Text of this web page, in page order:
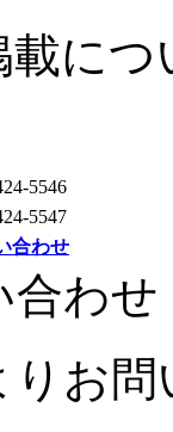
載に
5546
5547
合わせ
合わせ
りお